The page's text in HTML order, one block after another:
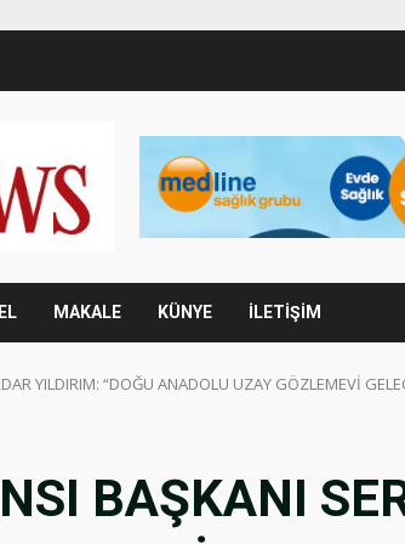
MAKALE KÜNYE İLETİŞİM
YILDIRIM: “DOĞU ANADOLU UZAY GÖZLEMEVİ
BAŞKANI